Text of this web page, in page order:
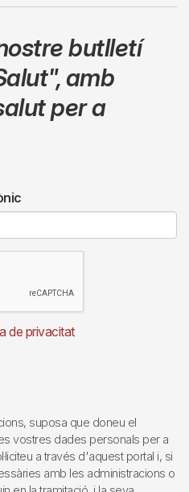
butlletí
,amb
per a
de privacitat
suposa que doneu el
vostres dades personals per a
a través d'aquest portal i, si
amb les administracions o